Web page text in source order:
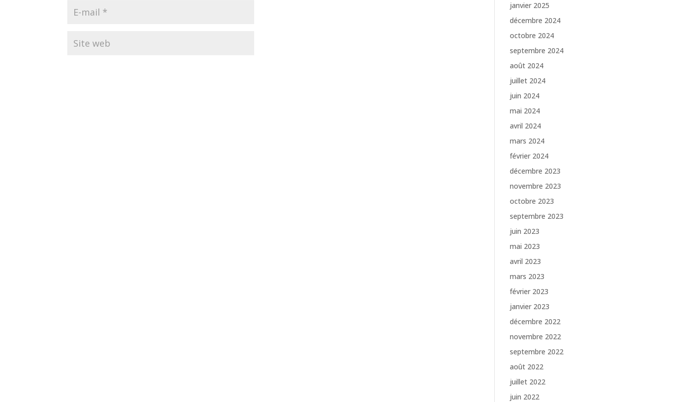
janvier 2025
décembre 2024
octobre 2024
septembre 2024
août 2024
juillet 2024
juin 2024
mai 2024
avril 2024
mars 2024
février 2024
décembre 2023
novembre 2023
octobre 2023
septembre 2023
juin 2023
mai 2023
avril 2023
mars 2023
février 2023
janvier 2023
décembre 2022
novembre 2022
septembre 2022
août 2022
juillet 2022
juin 2022